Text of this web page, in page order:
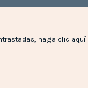
haga clic